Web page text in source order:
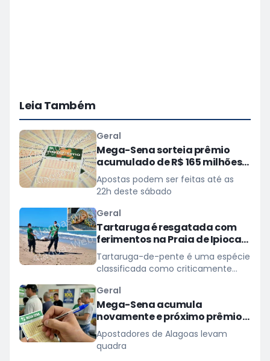
Leia Também
Geral
Mega-Sena sorteia prêmio
acumulado de R$ 165 milhões
neste domingo
Apostas podem ser feitas até as
22h deste sábado
Geral
Tartaruga é resgatada com
ferimentos na Praia de Ipioca,
em Maceió
Tartaruga-de-pente é uma espécie
classificada como criticamente
Geral
Mega-Sena acumula
novamente e próximo prêmio
chega a R$ 165 milhões
Apostadores de Alagoas levam
quadra